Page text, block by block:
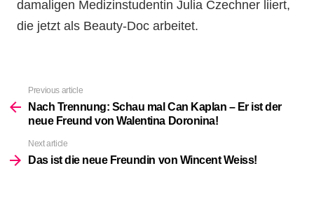
damaligen Medizinstudentin Julia Czechner liiert,
die jetzt als Beauty-Doc arbeitet.
more
Previous article
Nach Trennung: Schau mal Can Kaplan – Er ist der
neue Freund von Walentina Doronina!
Next article
Das ist die neue Freundin von Wincent Weiss!